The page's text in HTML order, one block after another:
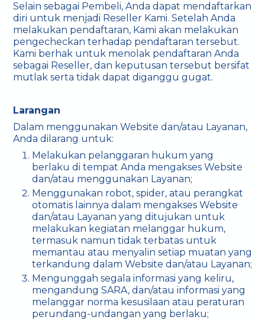
Selain sebagai Pembeli, Anda dapat mendaftarkan
diri untuk menjadi Reseller Kami. Setelah Anda
melakukan pendaftaran, Kami akan melakukan
pengecheckan terhadap pendaftaran tersebut.
Kami berhak untuk menolak pendaftaran Anda
sebagai Reseller, dan keputusan tersebut bersifat
mutlak serta tidak dapat diganggu gugat.
Larangan
Dalam menggunakan Website dan/atau Layanan,
Anda dilarang untuk:
Melakukan pelanggaran hukum yang
berlaku di tempat Anda mengakses Website
dan/atau menggunakan Layanan;
Menggunakan robot, spider, atau perangkat
otomatis lainnya dalam mengakses Website
dan/atau Layanan yang ditujukan untuk
melakukan kegiatan melanggar hukum,
termasuk namun tidak terbatas untuk
memantau atau menyalin setiap muatan yang
terkandung dalam Website dan/atau Layanan;
Mengunggah segala informasi yang keliru,
mengandung SARA, dan/atau informasi yang
melanggar norma kesusilaan atau peraturan
perundang-undangan yang berlaku;